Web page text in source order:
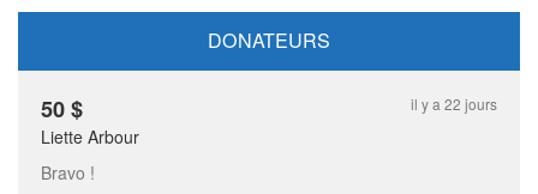
DONATEURS
il y a 22 jours
50$
Liette Arbour
Bravo !